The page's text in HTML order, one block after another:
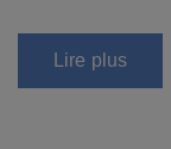
Lire plus